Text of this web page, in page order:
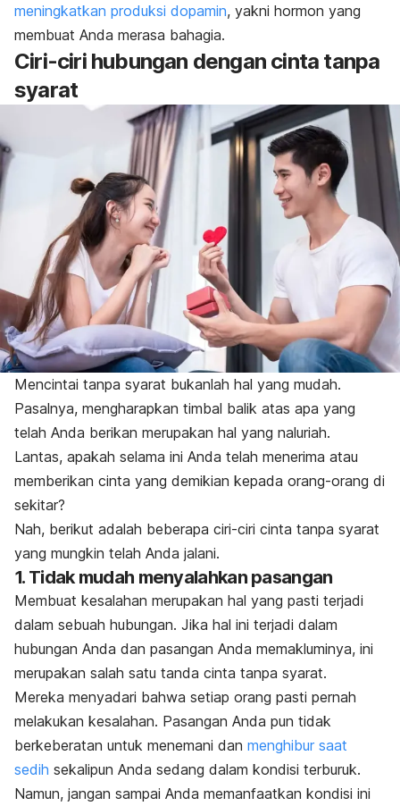
meningkatkan produksi dopamin, yakni hormon yang
membuat Anda merasa bahagia.
Ciri-ciri hubungan dengan cinta tanpa
syarat
Mencintai tanpa syarat bukanlah hal yang mudah.
Pasalnya, mengharapkan timbal balik atas apa yang
telah Anda berikan merupakan hal yang naluriah.
Lantas, apakah selama ini Anda telah menerima atau
memberikan cinta yang demikian kepada orang-orang di
sekitar?
Nah, berikut adalah beberapa ciri-ciri cinta tanpa syarat
yang mungkin telah Anda jalani.
1. Tidak mudah menyalahkan pasangan
Membuat kesalahan merupakan hal yang pasti terjadi
dalam sebuah hubungan. Jika hal ini terjadi dalam
hubungan Anda dan pasangan Anda memakluminya, ini
merupakan salah satu tanda cinta tanpa syarat.
Mereka menyadari bahwa setiap orang pasti pernah
melakukan kesalahan. Pasangan Anda pun tidak
berkeberatan untuk menemani dan menghibur saat
sedih sekalipun Anda sedang dalam kondisi terburuk.
Namun, jangan sampai Anda memanfaatkan kondisi ini